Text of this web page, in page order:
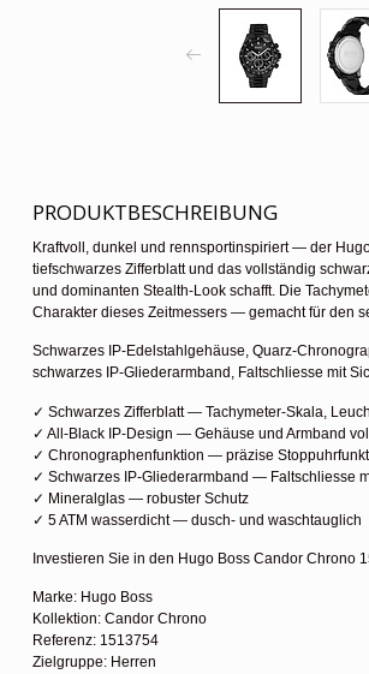
PRODUKTBESCHREIBUNG
Kraftvoll, dunkel und rennsportinspiriert — der
tiefschwarzes Zifferblatt und das vollständig
und dominanten Stealth-Look schafft. Die
Charakter dieses Zeitmessers — gemacht für den
Schwarzes IP-Edelstahlgehäuse, Quarz-
schwarzes IP-Gliederarmband, Faltschliesse mit
✓ Schwarzes Zifferblatt — Tachymeter-Skala,
✓ All-Black IP-Design — Gehäuse und Armband
✓ Chronographenfunktion — präzise
✓ Schwarzes IP-Gliederarmband — Faltschliesse
✓ Mineralglas — robuster Schutz
✓ 5 ATM wasserdicht — dusch- und waschtauglich
Investieren Sie in den Hugo Boss Candor
Marke: Hugo Boss
Kollektion: Candor Chrono
Referenz: 1513754
Zielgruppe: Herren